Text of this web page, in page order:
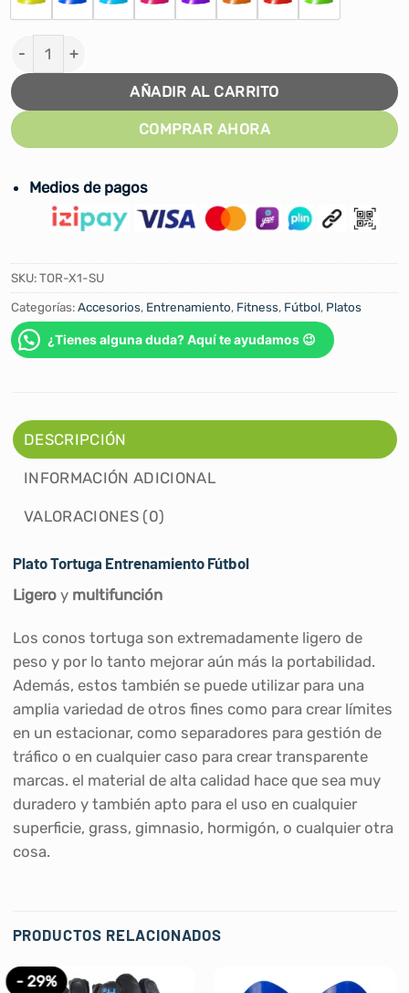
CONO TORTUGA ENTRENAMIENTO FÚTBOL POR
AÑADIR AL CARRITO
COMPRAR AHORA
Medios de pagos
SKU:TOR-X1-SU
Categorías:Accesorios, Entrenamiento, Fitness, Fútbol, Platos
¿Tienes alguna duda? Aquí te ayudamos 😉
DESCRIPCIÓN
INFORMACIÓN ADICIONAL
VALORACIONES (0)
Plato Tortuga Entrenamiento Fútbol
Ligero ymultifunción
Los conos tortuga son extremadamente ligero de
peso y por lo tanto mejorar aún más la portabilidad.
Además, estos también se puede utilizar para una
amplia variedad de otros fines como para crear límites
en un estacionar, como separadores para gestión de
tráfico o en cualquier caso para crear transparente
marcas. el material de alta calidad hace que sea muy
duradero y también apto para el uso en cualquier
superficie, grass, gimnasio, hormigón, o cualquier otra
cosa.
PRODUCTOS RELACIONADOS
- 29%